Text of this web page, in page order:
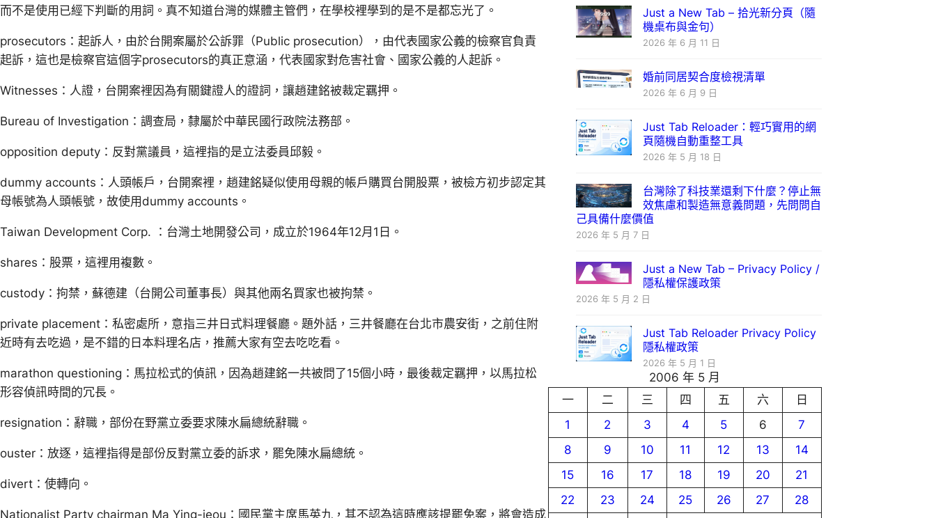
而不是使用已經下判斷的用詞。真不知道台灣的媒體主管們，在學校裡學到的是不是都忘光了。
prosecutors：起訴人，由於台開案屬於公訴罪（Public prosecution），由代表國家公義的檢察官負責
起訴，這也是檢察官這個字prosecutors的真正意涵，代表國家對危害社會、國家公義的人起訴。
Witnesses：人證，台開案裡因為有關鍵證人的證詞，讓趙建銘被裁定羈押。
Bureau of Investigation：調查局，隸屬於中華民國行政院法務部。
opposition deputy：反對黨議員，這裡指的是立法委員邱毅。
dummy accounts：人頭帳戶，台開案裡，趙建銘疑似使用母親的帳戶購買台開股票，被檢方初步認定其
母帳號為人頭帳號，故使用dummy accounts。
Taiwan Development Corp. ：台灣土地開發公司，成立於1964年12月1日。
shares：股票，這裡用複數。
custody：拘禁，蘇德建（台開公司董事長）與其他兩名買家也被拘禁。
private placement：私密處所，意指三井日式料理餐廳。題外話，三井餐廳在台北市農安街，之前住附
近時有去吃過，是不錯的日本料理名店，推薦大家有空去吃吃看。
marathon questioning：馬拉松式的偵訊，因為趙建銘一共被問了15個小時，最後裁定羈押，以馬拉松
形容偵訊時間的冗長。
resignation：辭職，部份在野黨立委要求陳水扁總統辭職。
ouster：放逐，這裡指得是部份反對黨立委的訴求，罷免陳水扁總統。
divert：使轉向。
Nationalist Party chairman Ma Ying-jeou：國民黨主席馬英九，其不認為這時應該提罷免案，將會造成
Just a New Tab – 拾光新分頁（隨
機桌布與金句）
2026 年 6 月 11 日
婚前同居契合度檢視清單
2026 年 6 月 9 日
Just Tab Reloader：輕巧實用的網
頁隨機自動重整工具
2026 年 5 月 18 日
台灣除了科技業還剩下什麼？停止無
效焦慮和製造無意義問題，先問問自
己具備什麼價值
2026 年 5 月 7 日
Just a New Tab – Privacy Policy /
隱私權保護政策
2026 年 5 月 2 日
Just Tab Reloader Privacy Policy
隱私權政策
2026 年 5 月 1 日
2006 年 5 月
一
二 三 四 五 六
日
1
2 3 4 5 6
7
8
9 10 11 12 13
14
15
16 17 18 19 20
21
22
23 24 25 26 27
28